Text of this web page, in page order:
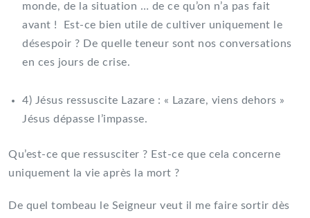
monde, de la situation … de ce qu’on n’a pas fait
avant ! Est-ce bien utile de cultiver uniquement le
désespoir ? De quelle teneur sont nos conversations
en ces jours de crise.
4) Jésus ressuscite Lazare : « Lazare, viens dehors »
Jésus dépasse l’impasse.
Qu’est-ce que ressusciter ? Est-ce que cela concerne
uniquement la vie après la mort ?
De quel tombeau le Seigneur veut il me faire sortir dès